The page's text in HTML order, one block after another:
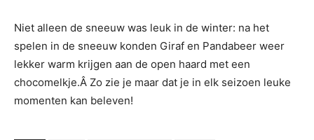
Niet alleen de sneeuw was leuk in de winter: na het
spelen in de sneeuw konden Giraf en Pandabeer weer
lekker warm krijgen aan de open haard met een
chocomelkje.Â Zo zie je maar dat je in elk seizoen leuke
momenten kan beleven!